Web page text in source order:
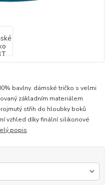
bavlny. dámské tričko s velmi
základním materiálem
střih do hloubky boků
vzhled díky finální silikonové
popis